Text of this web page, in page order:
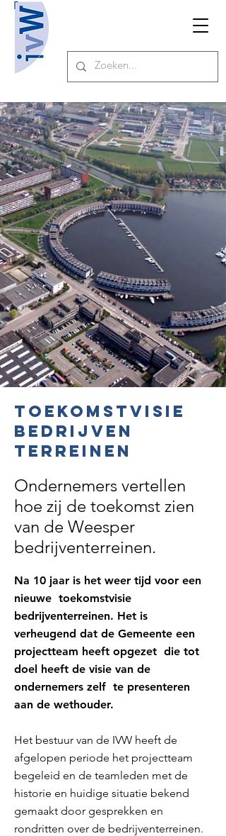
Toekomstvisie
bedrijven
terreinen
Ondernemers vertellen
hoe zij de toekomst zien
van de Weesper
bedrijventerreinen.
Na 10 jaar is het weer tijd voor een
nieuwe toekomstvisie
bedrijventerreinen. Het is
verheugend dat de Gemeente een
projectteam heeft opgezet die tot
doel heeft de visie van de
ondernemers zelf te presenteren
aan de wethouder.
Het bestuur van de IVW heeft de
afgelopen periode het projectteam
begeleid en de teamleden met de
historie en huidige situatie bekend
gemaakt door gesprekken en
rondritten over de bedrijventerreinen.